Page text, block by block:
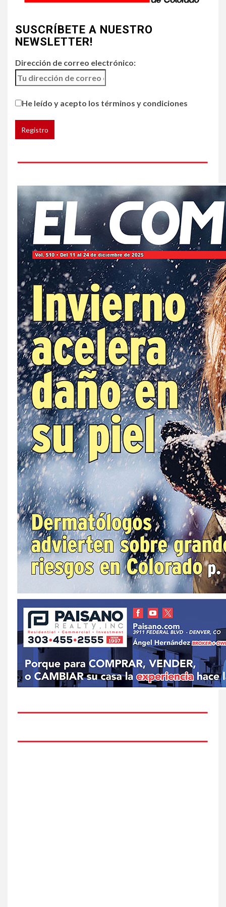
Chipotle retira chiles
jalapeños de varios
5
HOGAR Y SALUD
Generación Z ignora riesgo
de cáncer al broncearse
SUSCRÍBETE A NUESTRO
NEWSLETTER!
Dirección de correo electrónico:
He leído y acepto los términos y condiciones